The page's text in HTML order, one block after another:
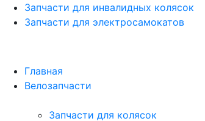
Запчасти для инвалидных колясок
Запчасти для электросамокатов
Главная
Велозапчасти
Запчасти для колясок